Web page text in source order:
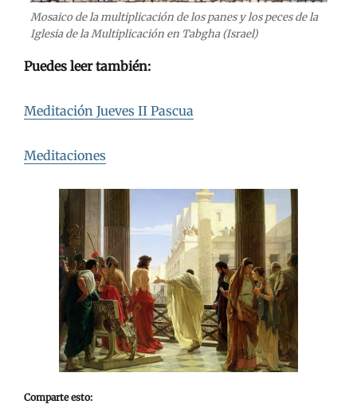
Mosaico de la multiplicación de los panes y los peces de la
Iglesia de la Multiplicación en Tabgha (Israel)
Puedes leer también:
Meditación Jueves II Pascua
Meditaciones
Comparte esto: